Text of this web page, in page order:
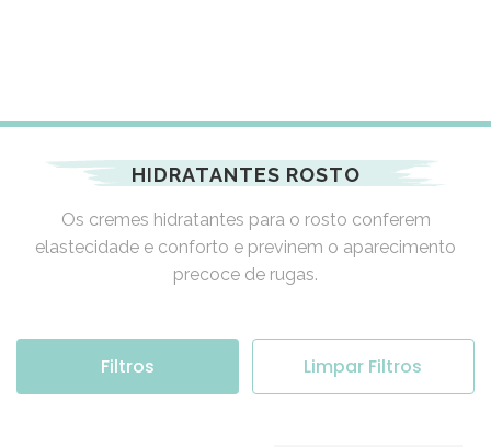
HIDRATANTES ROSTO
Os cremes hidratantes para o rosto conferem
elastecidade e conforto e previnem o aparecimento
precoce de rugas.
Filtros Limpar Filtros